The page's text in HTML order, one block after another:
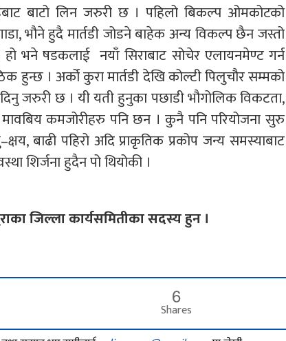
बाटो लिन जरुरी छ । पहिलो बिकल्प ओमकोटको
भौने हुदै मार्तडी जोडने बाहेक अन्य विकल्प छैन जस्तो
हो भने षडकलाई नयाँ सिराबाट सोचेर एलायनमेण्ट गर्न
हुन्छ । अर्को कुरा मार्तडी देखि कोल्टी पिलुचौर सम्मको
जरुरी छ । यी यती हुनुका पछाडी भौगोलिक विकटता,
कमजोरीहरु पनि छन । कुनै पनि परियोजना सुरु
बाढी पहिरो अदि प्राकृतिक प्रकोप जन्य समस्याबाट
शिर्जना हुदैन पो थियोकी ।
जिल्ला कार्यसमितीका सदस्य हुन ।
6
Shares